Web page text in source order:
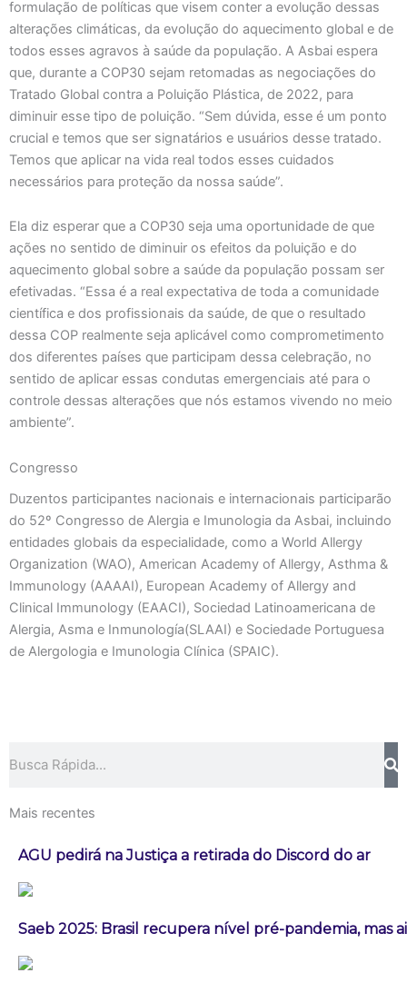
formulação de políticas que visem conter a evolução dessas
alterações climáticas, da evolução do aquecimento global e de
todos esses agravos à saúde da população. A Asbai espera
que, durante a COP30 sejam retomadas as negociações do
Tratado Global contra a Poluição Plástica, de 2022, para
diminuir esse tipo de poluição. “Sem dúvida, esse é um ponto
crucial e temos que ser signatários e usuários desse tratado.
Temos que aplicar na vida real todos esses cuidados
necessários para proteção da nossa saúde”.
Ela diz esperar que a COP30 seja uma oportunidade de que
ações no sentido de diminuir os efeitos da poluição e do
aquecimento global sobre a saúde da população possam ser
efetivadas. “Essa é a real expectativa de toda a comunidade
científica e dos profissionais da saúde, de que o resultado
dessa COP realmente seja aplicável como comprometimento
dos diferentes países que participam dessa celebração, no
sentido de aplicar essas condutas emergenciais até para o
controle dessas alterações que nós estamos vivendo no meio
ambiente”.
Congresso
Duzentos participantes nacionais e internacionais participarão
do 52º Congresso de Alergia e Imunologia da Asbai, incluindo
entidades globais da especialidade, como a World Allergy
Organization (WAO), American Academy of Allergy, Asthma &
Immunology (AAAAI), European Academy of Allergy and
Clinical Immunology (EAACI), Sociedad Latinoamericana de
Alergia, Asma e Inmunología(SLAAI) e Sociedade Portuguesa
de Alergologia e Imunologia Clínica (SPAIC).
Mais recentes
AGU pedirá na Justiça a retirada do Discord do ar
Saeb 2025: Brasil recupera nível pré-pandemia, mas